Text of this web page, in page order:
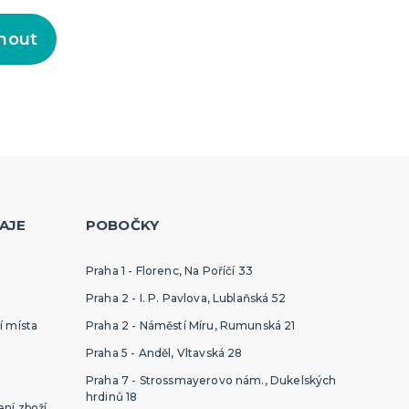
místa
POBOČKY
Praha 1 - Florenc, Na Poříčí 33
Praha 2 - I. P. Pavlova, Lublaňská 52
Praha 2 - Náměstí Míru, Rumunská 21
Praha 5 - Anděl, Vltavská 28
Praha 7 - Strossmayerovo nám., Dukelských
hrdinů 18